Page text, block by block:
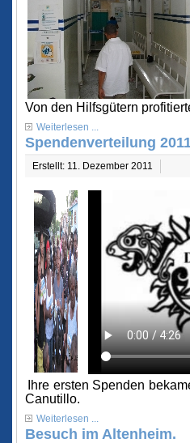
Von den Hilfsgütern
Weiterlesen ...
Spendenverteilung
Erstellt: 11. Dezember 2011
Ihre ersten Spenden
Canutillo.
Weiterlesen ...
Besuch im Altenheim.